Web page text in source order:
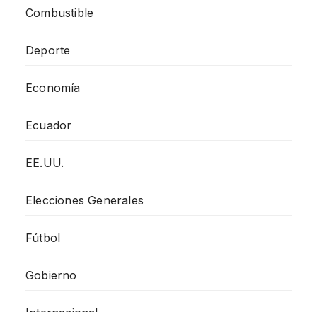
Combustible
Deporte
Economía
Ecuador
EE.UU.
Elecciones Generales
Fútbol
Gobierno